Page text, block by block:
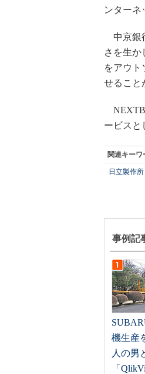
ンターネ
中京銀
さを生か
をアウト
せること
ービスと
関連キーワ
日立製作所
事例記
機生産
人の男
「